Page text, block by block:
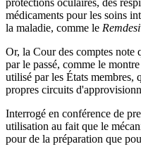
protections oculaires, des
médicaments pour les soins
la maladie, comme le
Or, la Cour des comptes note
par le passé, comme le
utilisé par les États membres,
propres circuits
Interrogé en conférence de
utilisation au fait que le
pour de la préparation que